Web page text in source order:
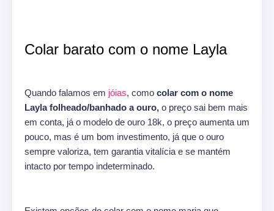
Colar barato com o nome Layla
Quando falamos em jóias, como colar com o nome
Layla folheado/banhado a ouro, o preço sai bem mais
em conta, já o modelo de ouro 18k, o preço aumenta um
pouco, mas é um bom investimento, já que o ouro
sempre valoriza, tem garantia vitalícia e se mantém
intacto por tempo indeterminado.